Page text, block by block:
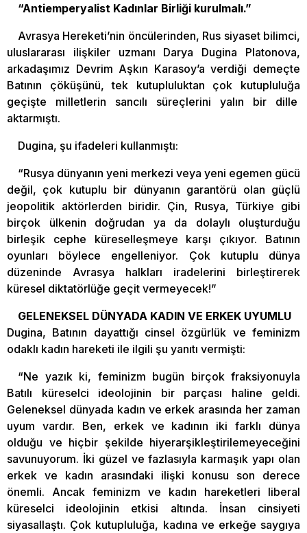
“Antiemperyalist Kadınlar Birliği kurulmalı.”
Avrasya Hereketi’nin öncülerinden, Rus siyaset bilimci,
uluslararası ilişkiler uzmanı Darya Dugina Platonova,
arkadaşımız Devrim Aşkın Karasoy’a verdiği demeçte
Batının çöküşünü, tek kutupluluktan çok kutupluluğa
geçişte milletlerin sancılı süreçlerini yalın bir dille
aktarmıştı.
Dugina, şu ifadeleri kullanmıştı:
“Rusya dünyanın yeni merkezi veya yeni egemen gücü
değil, çok kutuplu bir dünyanın garantörü olan güçlü
jeopolitik aktörlerden biridir. Çin, Rusya, Türkiye gibi
birçok ülkenin doğrudan ya da dolaylı oluşturduğu
birleşik cephe küreselleşmeye karşı çıkıyor. Batının
oyunları böylece engelleniyor. Çok kutuplu dünya
düzeninde Avrasya halkları iradelerini birleştirerek
küresel diktatörlüğe geçit vermeyecek!”
GELENEKSEL DÜNYADA KADIN VE ERKEK UYUMLU
Dugina, Batının dayattığı cinsel özgürlük ve feminizm
odaklı kadın hareketi ile ilgili şu yanıtı vermişti:
“Ne yazık ki, feminizm bugün birçok fraksiyonuyla
Batılı küreselci ideolojinin bir parçası haline geldi.
Geleneksel dünyada kadın ve erkek arasında her zaman
uyum vardır. Ben, erkek ve kadının iki farklı dünya
olduğu ve hiçbir şekilde hiyerarşikleştirilemeyeceğini
savunuyorum. İki güzel ve fazlasıyla karmaşık yapı olan
erkek ve kadın arasındaki ilişki konusu son derece
önemli. Ancak feminizm ve kadın hareketleri liberal
küreselci ideolojinin etkisi altında. İnsan cinsiyeti
siyasallaştı. Çok kutupluluğa, kadına ve erkeğe saygıya